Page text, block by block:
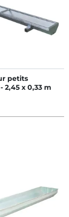
petits
2,45 x 0,33 m